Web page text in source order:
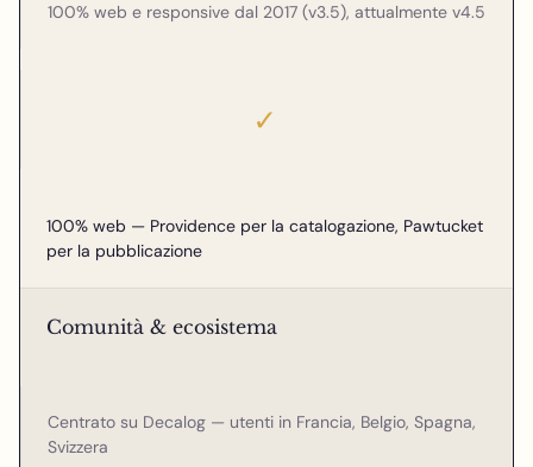
100% web e responsive dal 2017 (v3.5), attualmente v4.5
✓
100% web — Providence per la catalogazione, Pawtucket
per la pubblicazione
Comunità & ecosistema
Centrato su Decalog — utenti in Francia, Belgio, Spagna,
Svizzera